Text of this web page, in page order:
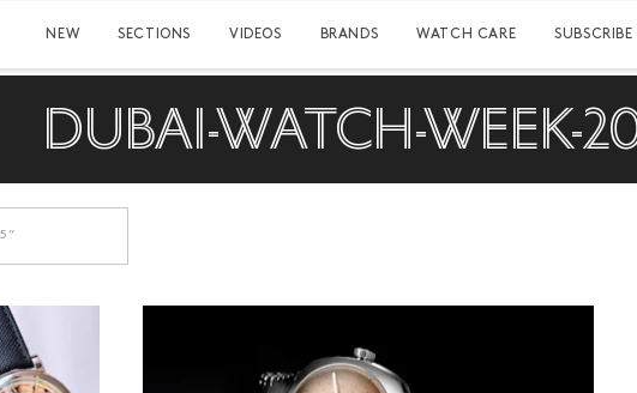
NEW SECTIONS VIDEOS BRANDS WATCH CARE SUBSCRIBE
DUBAI-WATCH-WEEK-